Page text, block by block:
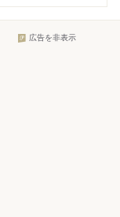
広告を非表示